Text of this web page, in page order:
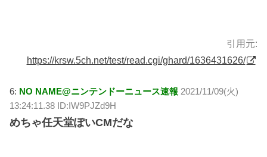
引用元:
https://krsw.5ch.net/test/read.cgi/ghard/1636431626/
6: NO NAME@ニンテンドーニュース速報 2021/11/09(火)
13:24:11.38 ID:IW9PJZd9H
めちゃ任天堂ぽいCMだな